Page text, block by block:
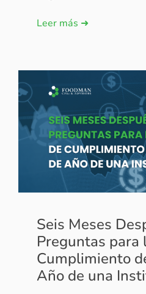
Leer más ➜
Seis Meses
Preguntas para
Cumplimiento
Año de una